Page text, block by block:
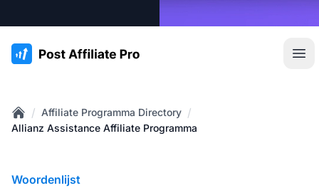
:site.title
Home
/ Affiliate Programma Directory /
Allianz Assistance Affiliate Programma
Woordenlijst